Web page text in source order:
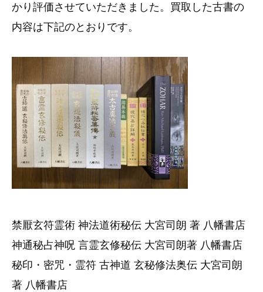
かり評価させていただきました。買取した古書の
内容は下記のとおりです。
禁厭玄符霊術 神法道術秘伝 大宮司朗 著 八幡書店
神通秘占神呪 言霊玄修秘伝 大宮司朗著 八幡書店
秘印・密咒・霊符 古神道 玄秘修法奥伝 大宮司朗
著 八幡書店